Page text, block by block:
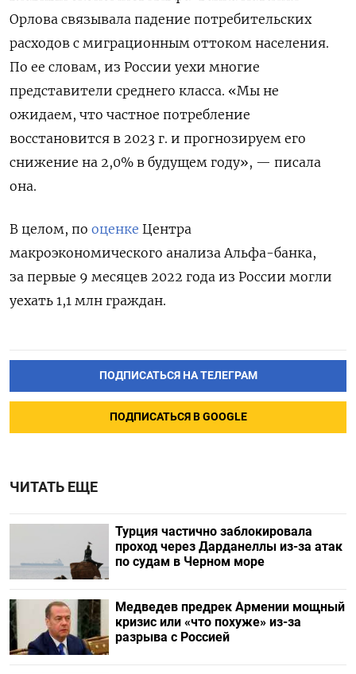
Орлова связывала падение потребительских
расходов с миграционным оттоком населения.
По ее словам, из России уехи многие
представители среднего класса. «Мы не
ожидаем, что частное потребление
восстановится в 2023 г. и прогнозируем его
снижение на 2,0% в будущем году», — писала
она.
В целом, по оценке Центра
макроэкономического анализа Альфа-банка,
за первые 9 месяцев 2022 года из России могли
уехать 1,1 млн граждан.
ПОДПИСАТЬСЯ НА ТЕЛЕГРАМ
ПОДПИСАТЬСЯ В GOOGLE
ЧИТАТЬ ЕЩЕ
Турция частично заблокировала
проход через Дарданеллы из-за атак
по судам в Черном море
Медведев предрек Армении мощный
кризис или «что похуже» из-за
разрыва с Россией